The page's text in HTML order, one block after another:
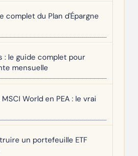
complet du Plan d'Épargne
: le guide complet pour
mensuelle
World en PEA : le vrai
un portefeuille ETF